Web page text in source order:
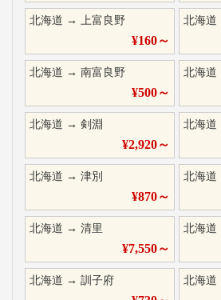
北海道 → 上富良野
¥160～
北海道
北海道 → 南富良野
¥500～
北海道
北海道 → 剣淵
¥2,920～
北海道
北海道 → 津別
¥870～
北海道
北海道 → 清里
¥7,550～
北海道
北海道 → 訓子府 北海道